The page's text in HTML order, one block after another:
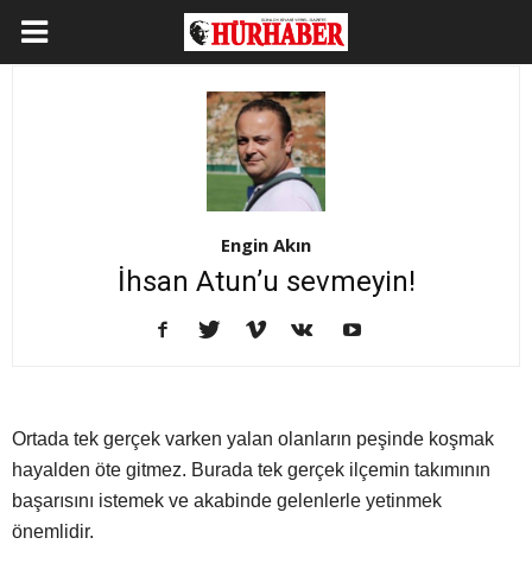
Engin Akın
İhsan Atun’u sevmeyin!
Ortada tek gerçek varken yalan olanların peşinde koşmak
hayalden öte gitmez. Burada tek gerçek ilçemin takımının
başarısını istemek ve akabinde gelenlerle yetinmek
önemlidir.